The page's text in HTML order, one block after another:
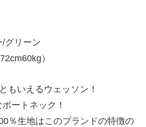
/グリーン
）
もいえるウェッソン！
ートネック！
％生地はこのブランドの特徴の